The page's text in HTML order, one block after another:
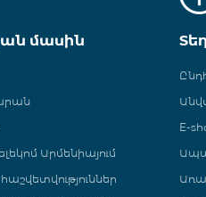
մասին
Արմենիայում
E-